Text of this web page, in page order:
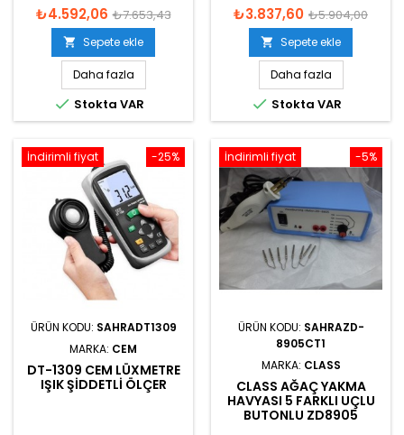
₺4.592,06 ₺7.653,43
 Sepete ekle
Daha fazla
 Stokta VAR
₺3.837,60 ₺5.904,00
 Sepete ekle
Daha fazla
 Stokta VAR
-25%
İndirimli fiyat
ÜRÜN KODU: SAHRADT1309
MARKA: CEM
DT-1309 CEM LÜXMETRE
IŞIK ŞIDDETLI ÖLÇER
-5%
İndirimli fiyat
ÜRÜN KODU: SAHRAZD-
8905CT1
MARKA: CLASS
CLASS AĞAÇ YAKMA
HAVYASI 5 FARKLI UÇLU
BUTONLU ZD8905